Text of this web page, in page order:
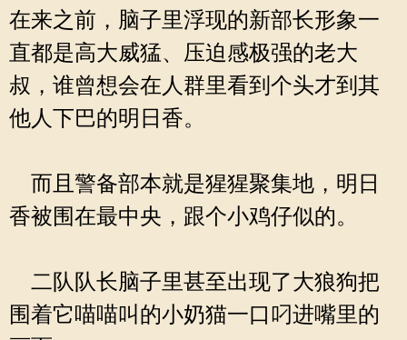
在来之前，脑子里浮现的新部长形象一
直都是高大威猛、压迫感极强的老大
叔，谁曾想会在人群里看到个头才到其
他人下巴的明日香。
而且警备部本就是猩猩聚集地，明日
香被围在最中央，跟个小鸡仔似的。
二队队长脑子里甚至出现了大狼狗把
围着它喵喵叫的小奶猫一口叼进嘴里的